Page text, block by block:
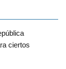
ciertos